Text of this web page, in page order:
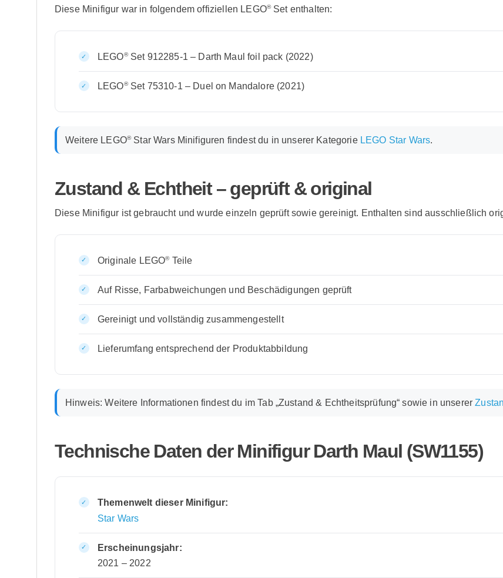
Diese Minifigur war in folgendem offiziellen LEGO®Set enthalten:
LEGO®Set 912285-1 – Darth Maul foil pack (2022)
LEGO®Set 75310-1 – Duel on Mandalore (2021)
Weitere LEGO®Star Wars Minifiguren findest du in unserer Kategorie LEGO Star Wars.
Zustand & Echtheit – geprüft & original
Diese Minifigur ist gebraucht und wurde einzeln geprüft sowie gereinigt. Enthalten sind ausschließlich
Originale LEGO®Teile
Auf Risse, Farbabweichungen und Beschädigungen geprüft
Gereinigt und vollständig zusammengestellt
Lieferumfang entsprechend der Produktabbildung
Hinweis: Weitere Informationen findest du im Tab „Zustand & Echtheitsprüfung“ sowie in unserer
Technische Daten der Minifigur Darth Maul (SW1155)
Themenwelt dieser Minifigur:
Star Wars
Erscheinungsjahr:
2021 – 2022